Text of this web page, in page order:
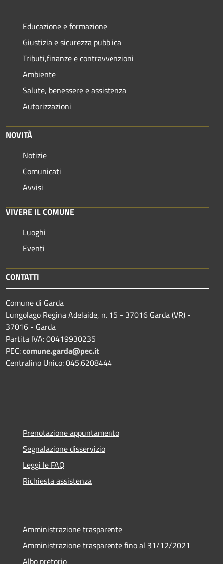
Educazione e formazione
Giustizia e sicurezza pubblica
Tributi,finanze e contravvenzioni
Ambiente
Salute, benessere e assistenza
Autorizzazioni
NOVITÀ
Notizie
Comunicati
Avvisi
VIVERE IL COMUNE
Luoghi
Eventi
CONTATTI
Comune di Garda
Lungolago Regina Adelaide, n. 15 - 37016 Garda (VR) -
37016 - Garda
Partita IVA: 00419930235
PEC:comune.garda@pec.it
Centralino Unico: 045.6208444
Prenotazione appuntamento
Segnalazione disservizio
Leggi le FAQ
Richiesta assistenza
Amministrazione trasparente
Amministrazione trasparente fino al 31/12/2021
Albo pretorio